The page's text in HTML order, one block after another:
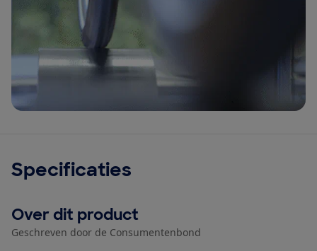
Specificaties
Over dit product
Geschreven door de Consumentenbond